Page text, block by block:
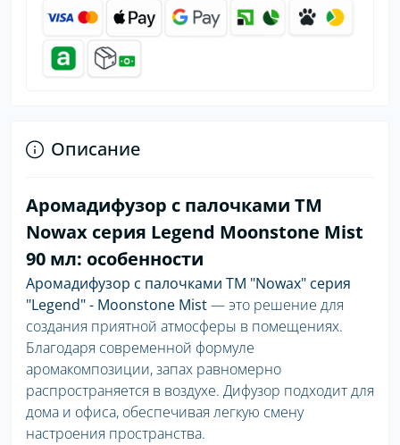
Описание
Аромадифузор с палочками ТМ
Nowax серия Legend Moonstone Mist
90 мл: особенности
Аромадифузор с палочками ТМ "Nowax" серия
"Legend" - Moonstone Mist— это решение для
создания приятной атмосферы в помещениях.
Благодаря современной формуле
аромакомпозиции, запах равномерно
распространяется в воздухе. Дифузор подходит для
дома и офиса, обеспечивая легкую смену
настроения пространства.